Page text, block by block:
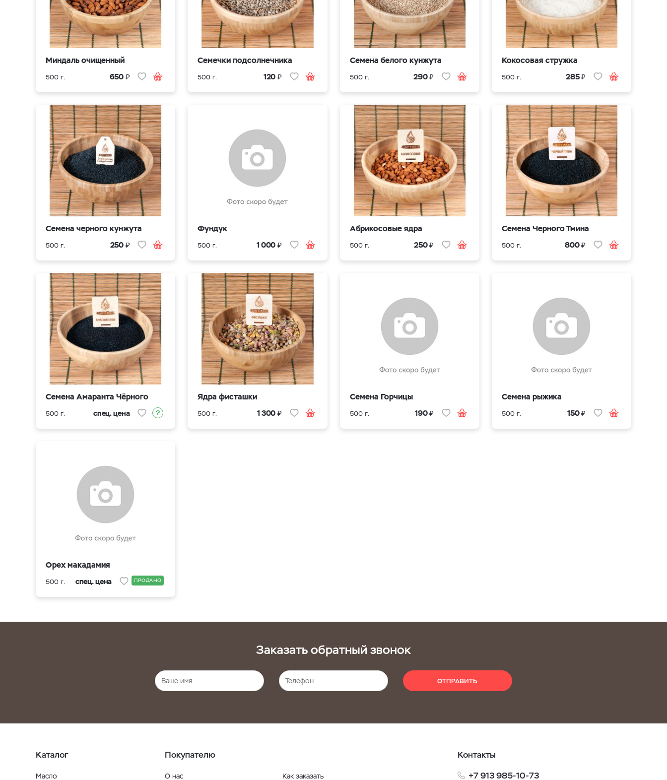
Миндаль очищенный
500 г. 650 ₽
Семечки подсолнечника
500 г. 120 ₽
Семена белого кунжута
500 г. 290₽
Кокосовая стружка
500 г. 285₽
Семена черного кунжута
500 г. 250 ₽
Фундук
500 г. 1 000 ₽
Абрикосовые ядра
500 г. 250₽
Cемена Черного Тмина
500 г. 800₽
Семена Амаранта Чёрного
500 г. спец. цена
Ядра фисташки
500 г. 1 300 ₽
Семена Горчицы
500 г. 190₽
Семена рыжика
500 г. 150₽
Орех макадамия
500 г. спец. цена ПРОДАНО
Заказать обратный звонок
ОТПРАВИТЬ
Каталог
Масло
Покупателю
О нас Как заказать
Контакты
+7 913 985-10-73